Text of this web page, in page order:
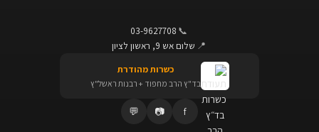
📞
03-9627708
📍 שלום אש 9, ראשון לציון
כשרות מהודרת
בד"ץ הרב מחפוד + רבנות ראשל"ץ
f
📷
💬